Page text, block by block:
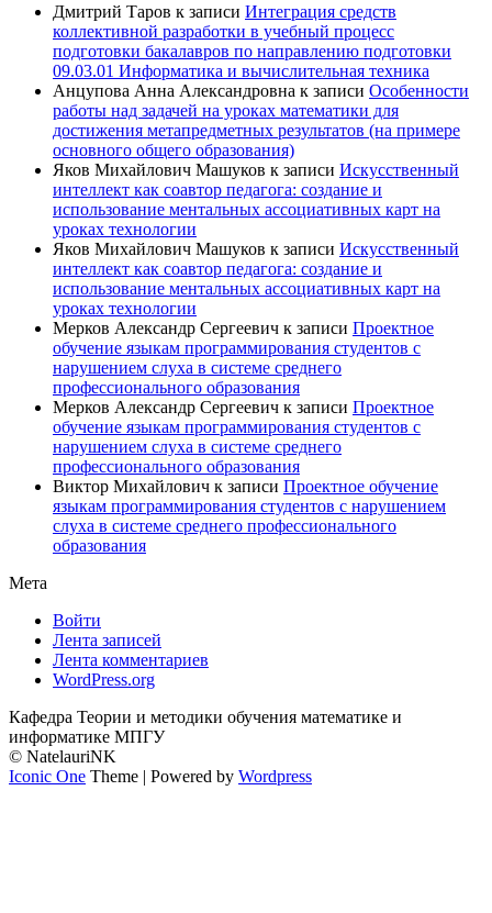
Дмитрий Таров к записи Интеграция средств
коллективной разработки в учебный процесс
подготовки бакалавров по направлению подготовки
09.03.01 Информатика и вычислительная техника
Анцупова Анна Александровна к записи Особенности
работы над задачей на уроках математики для
достижения метапредметных результатов (на примере
основного общего образования)
Яков Михайлович Машуков к записи Искусственный
интеллект как соавтор педагога: создание и
использование ментальных ассоциативных карт на
уроках технологии
Яков Михайлович Машуков к записи Искусственный
интеллект как соавтор педагога: создание и
использование ментальных ассоциативных карт на
уроках технологии
Мерков Александр Сергеевич к записи Проектное
обучение языкам программирования студентов с
нарушением слуха в системе среднего
профессионального образования
Мерков Александр Сергеевич к записи Проектное
обучение языкам программирования студентов с
нарушением слуха в системе среднего
профессионального образования
Виктор Михайлович к записи Проектное обучение
языкам программирования студентов с нарушением
слуха в системе среднего профессионального
образования
Мета
Войти
Лента записей
Лента комментариев
WordPress.org
Кафедра Теории и методики обучения математике и
информатике МПГУ
© NatelauriNK
Iconic One Theme | Powered by Wordpress